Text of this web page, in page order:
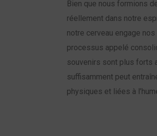
Bien que nous formions
réellement dans notre
notre cerveau engage
processus appelé
souvenirs sont plus forts
suffisamment peut
physiques et liées à